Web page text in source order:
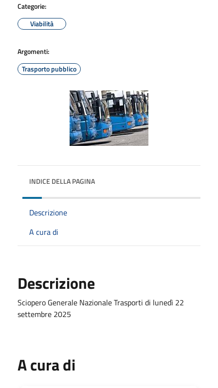
Categorie:
Viabilità
Argomenti:
Trasporto pubblico
INDICE DELLA PAGINA
Descrizione
A cura di
Descrizione
Sciopero Generale Nazionale Trasporti di lunedì 22
settembre 2025
A cura di